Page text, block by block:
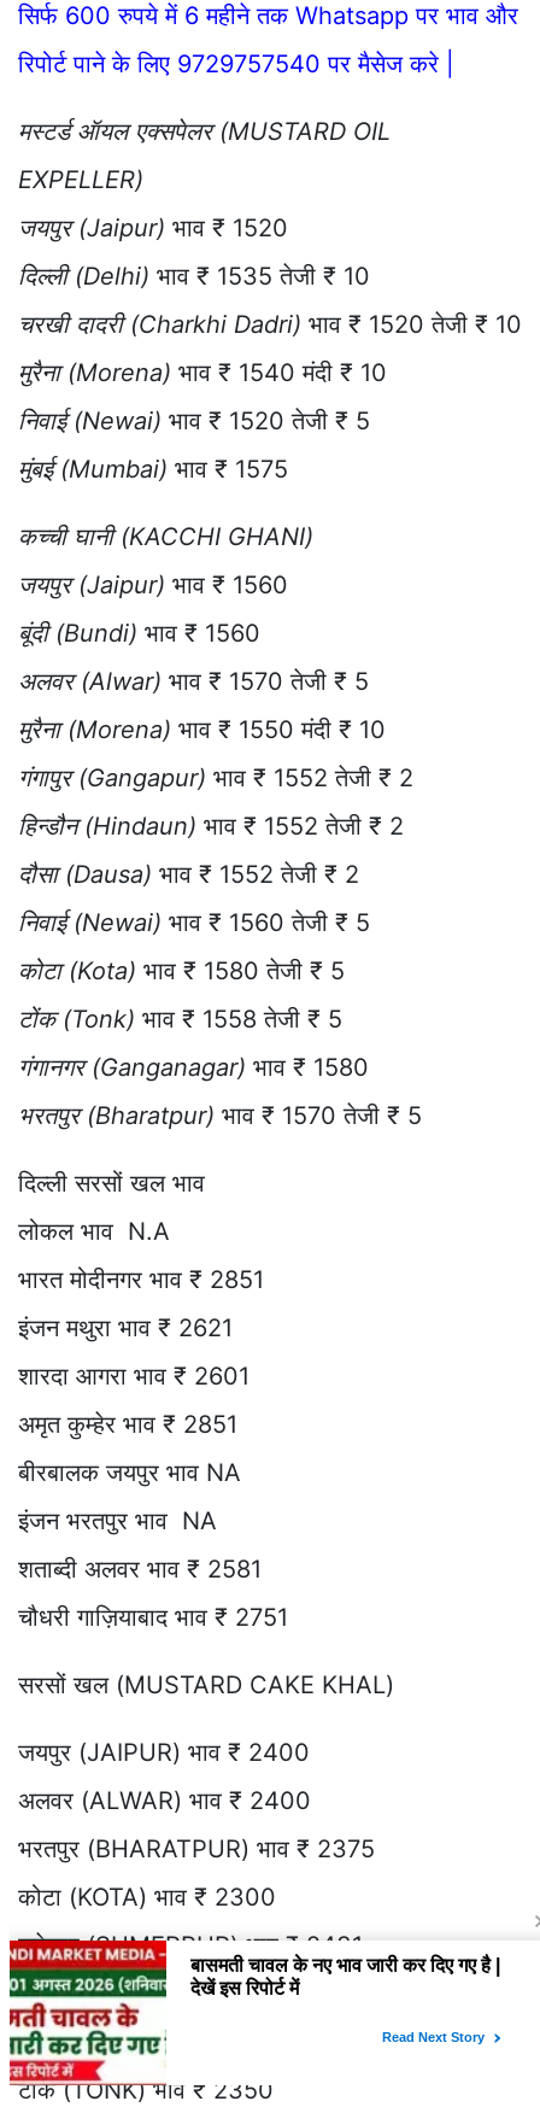
सिर्फ 600 रुपये में 6 महीने तक Whatsapp पर भाव और
रिपोर्ट पाने के लिए 9729757540 पर मैसेज करे |
मस्टर्ड ऑयल एक्सपेलर (MUSTARD OIL
EXPELLER)
जयपुर (Jaipur) भाव ₹ 1520
दिल्ली (Delhi) भाव ₹ 1535 तेजी ₹ 10
चरखी दादरी (Charkhi Dadri) भाव ₹ 1520 तेजी ₹ 10
मुरैना (Morena) भाव ₹ 1540 मंदी ₹ 10
निवाई (Newai) भाव ₹ 1520 तेजी ₹ 5
मुंबई (Mumbai) भाव ₹ 1575
कच्ची घानी (KACCHI GHANI)
जयपुर (Jaipur) भाव ₹ 1560
बूंदी (Bundi) भाव ₹ 1560
अलवर (Alwar) भाव ₹ 1570 तेजी ₹ 5
मुरैना (Morena) भाव ₹ 1550 मंदी ₹ 10
गंगापुर (Gangapur) भाव ₹ 1552 तेजी ₹ 2
हिन्डौन (Hindaun) भाव ₹ 1552 तेजी ₹ 2
दौसा (Dausa) भाव ₹ 1552 तेजी ₹ 2
निवाई (Newai) भाव ₹ 1560 तेजी ₹ 5
कोटा (Kota) भाव ₹ 1580 तेजी ₹ 5
टोंक (Tonk) भाव ₹ 1558 तेजी ₹ 5
गंगानगर (Ganganagar) भाव ₹ 1580
भरतपुर (Bharatpur) भाव ₹ 1570 तेजी ₹ 5
दिल्ली सरसों खल भाव
लोकल भाव N.A
भारत मोदीनगर भाव ₹ 2851
इंजन मथुरा भाव ₹ 2621
शारदा आगरा भाव ₹ 2601
अमृत कुम्हेर भाव ₹ 2851
बीरबालक जयपुर भाव NA
इंजन भरतपुर भाव NA
शताब्दी अलवर भाव ₹ 2581
चौधरी गाज़ियाबाद भाव ₹ 2751
सरसों खल (MUSTARD CAKE KHAL)
जयपुर (JAIPUR) भाव ₹ 2400
अलवर (ALWAR) भाव ₹ 2400
भरतपुर (BHARATPUR) भाव ₹ 2375
कोटा (KOTA) भाव ₹ 2300
सुमेरपुर (SUMERPUR) भाव ₹ 2431
चरखी दादरी (CH DADRI) भाव ₹ 2350
मोरेना (MORENA) भाव ₹ 2410
टोंक (TONK) भाव ₹ 2350